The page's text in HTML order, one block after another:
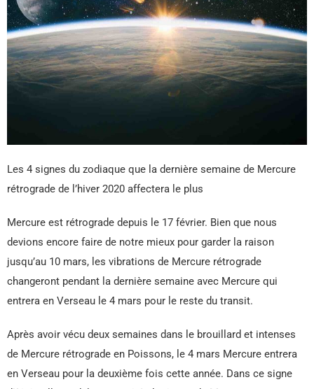
Les 4 signes du zodiaque que la dernière semaine de Mercure
rétrograde de l’hiver 2020 affectera le plus
Mercure est rétrograde depuis le 17 février. Bien que nous
devions encore faire de notre mieux pour garder la raison
jusqu’au 10 mars, les vibrations de Mercure rétrograde
changeront pendant la dernière semaine avec Mercure qui
entrera en Verseau le 4 mars pour le reste du transit.
Après avoir vécu deux semaines dans le brouillard et intenses
de Mercure rétrograde en Poissons, le 4 mars Mercure entrera
en Verseau pour la deuxième fois cette année. Dans ce signe